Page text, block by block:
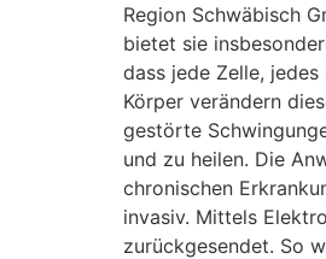
Region Schwäbisch
bietet sie
dass jede Zelle,
Körper verändern
gestörte
und zu heilen. Die
chronischen
invasiv. Mittels
zurückgesendet. So